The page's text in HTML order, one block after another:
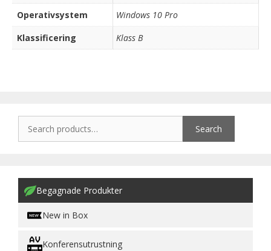
Operativsystem
Windows 10 Pro
Klassificering
Klass B
Search
Begagnade Produkter
New in Box
Konferensutrustning